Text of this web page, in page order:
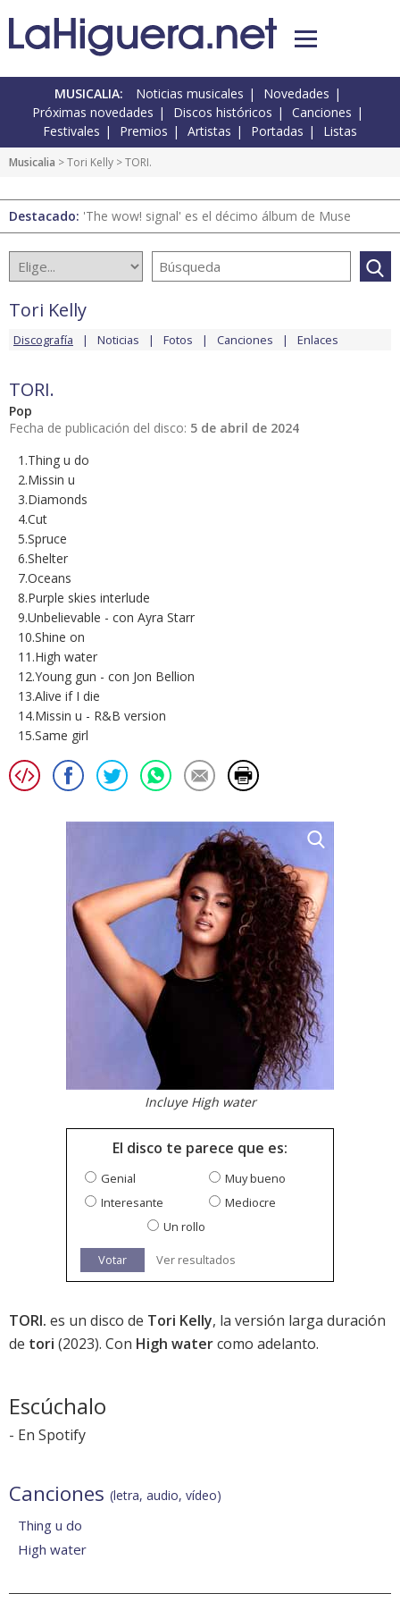
MUSICALIA: Noticias musicales
Novedades
Próximas novedades
Discos históricos
Canciones
Festivales
Premios Artistas Portadas Listas
Musicalia >Tori Kelly > TORI.
Destacado: 'The wow! signal' es el décimo álbum de Muse
Tori Kelly
Discografía Noticias Fotos Canciones Enlaces
TORI.
Pop
Fecha de publicación del disco: 5 de abril de 2024
1.Thing u do
2.Missin u
3.Diamonds
4.Cut
5.Spruce
6.Shelter
7.Oceans
8.Purple skies interlude
9.Unbelievable - con Ayra Starr
10.Shine on
11.High water
12.Young gun - con Jon Bellion
13.Alive if I die
14.Missin u - R&B version
15.Same girl
Incluye High water
El disco te parece que es:
Genial
Muy bueno
Interesante
Mediocre
Un rollo
Votar Ver resultados
TORI. es un disco de Tori Kelly, la versión larga duración
de tori (2023). Con High watercomo adelanto.
Escúchalo
- En Spotify
Canciones (letra, audio, vídeo)
Thing u do
High water